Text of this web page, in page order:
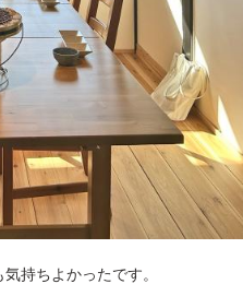
持ちよかったです。